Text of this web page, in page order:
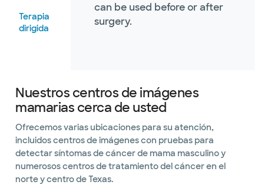
Terapia
dirigida
can be used before or after
surgery.
Nuestros centros de imágenes
mamarias cerca de usted
Ofrecemos varias ubicaciones para su atención,
incluidos centros de imágenes con pruebas para
detectar síntomas de cáncer de mama masculino y
numerosos centros de tratamiento del cáncer en el
norte y centro de Texas.